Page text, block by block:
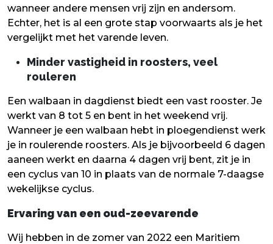
wanneer andere mensen vrij zijn en andersom.
Echter, het is al een grote stap voorwaarts als je het
vergelijkt met het varende leven.
Minder vastigheid in roosters, veel
rouleren
Een walbaan in dagdienst biedt een vast rooster. Je
werkt van 8 tot 5 en bent in het weekend vrij.
Wanneer je een walbaan hebt in ploegendienst werk
je in roulerende roosters. Als je bijvoorbeeld 6 dagen
aaneen werkt en daarna 4 dagen vrij bent, zit je in
een cyclus van 10 in plaats van de normale 7-daagse
wekelijkse cyclus.
Ervaring van een oud-zeevarende
Wij hebben in de zomer van 2022 een Maritiem